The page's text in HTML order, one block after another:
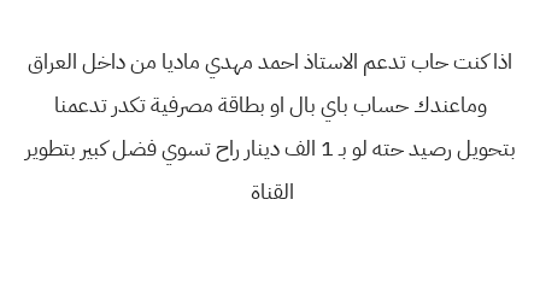
اذا كنت حاب تدعم الاستاذ احمد مهدي ماديا من داخل العراق
وماعندك حساب باي بال او بطاقة مصرفية تكدر تدعمنا
بتحويل رصيد حته لو بـ 1 الف دينار راح تسوي فضل كبير بتطوير
القناة